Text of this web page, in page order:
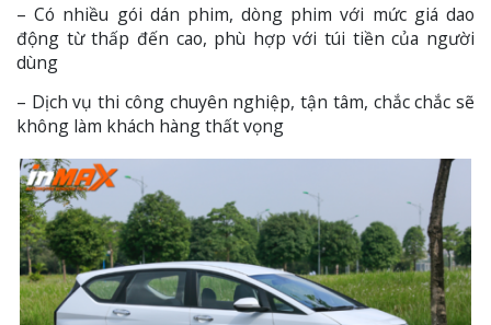
– Có nhiều gói dán phim, dòng phim với mức giá dao
động từ thấp đến cao, phù hợp với túi tiền của người
dùng
– Dịch vụ thi công chuyên nghiệp, tận tâm, chắc chắc sẽ
không làm khách hàng thất vọng